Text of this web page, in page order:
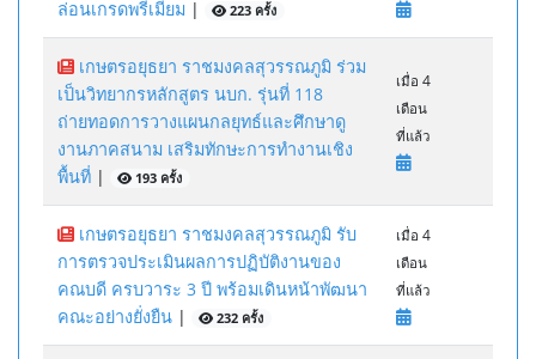
ล่อนเกรดพรีเมียม | 223 ครั้ง
เกษตรอยุธยา ราชมงคลสุวรรณภูมิ ร่วม
เป็นวิทยากรหลักสูตร นบก. รุ่นที่ 118
ถ่ายทอดการวางแผนกลยุทธ์และศึกษาดู
งานภาคสนาม เสริมทักษะการทำงานเชิง
พื้นที่ | 193 ครั้ง
เมื่อ 4
เดือน
ที่แล้ว
เกษตรอยุธยา ราชมงคลสุวรรณภูมิ รับ
การตรวจประเมินผลการปฏิบัติงานของ
คณบดี ครบวาระ 3 ปี พร้อมเดินหน้าพัฒนา
คณะอย่างยั่งยืน | 232 ครั้ง
เมื่อ 4
เดือน
ที่แล้ว